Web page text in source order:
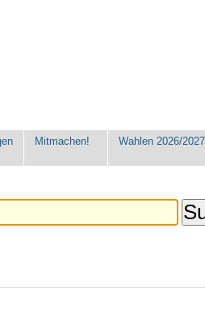
Mitmachen! Wahlen 2026/2027